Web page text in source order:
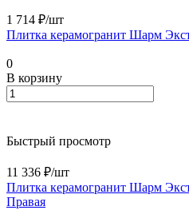
1 714 ₽/шт
Плитка керамогранит Шарм
0
В корзину
Быстрый просмотр
11 336 ₽/шт
Плитка керамогранит Шарм
Правая